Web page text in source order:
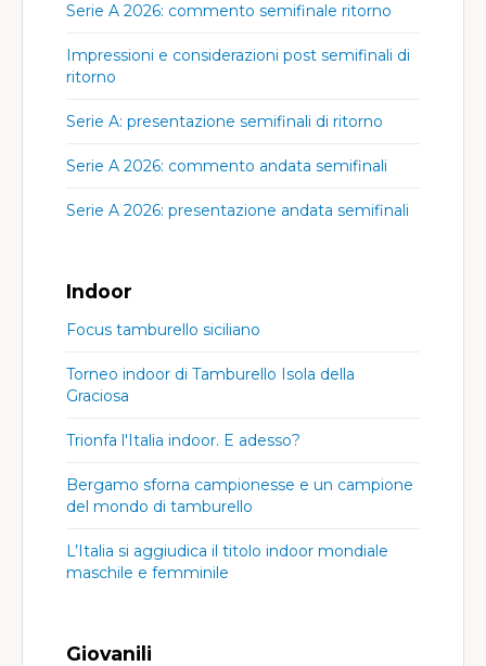
Serie A 2026: commento semifinale ritorno
Impressioni e considerazioni post semifinali di
ritorno
Serie A: presentazione semifinali di ritorno
Serie A 2026: commento andata semifinali
Serie A 2026: presentazione andata semifinali
Indoor
Focus tamburello siciliano
Torneo indoor di Tamburello Isola della
Graciosa
Trionfa l'Italia indoor. E adesso?
Bergamo sforna campionesse e un campione
del mondo di tamburello
L’Italia si aggiudica il titolo indoor mondiale
maschile e femminile
Giovanili